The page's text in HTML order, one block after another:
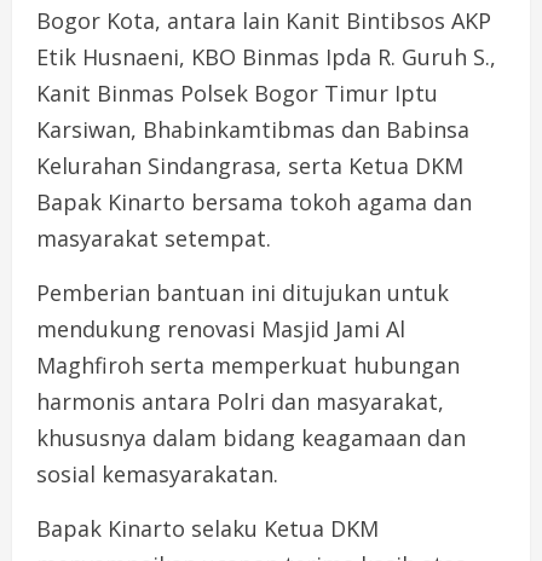
Bogor Kota, antara lain Kanit Bintibsos AKP
Etik Husnaeni, KBO Binmas Ipda R. Guruh S.,
Kanit Binmas Polsek Bogor Timur Iptu
Karsiwan, Bhabinkamtibmas dan Babinsa
Kelurahan Sindangrasa, serta Ketua DKM
Bapak Kinarto bersama tokoh agama dan
masyarakat setempat.
Pemberian bantuan ini ditujukan untuk
mendukung renovasi Masjid Jami Al
Maghfiroh serta memperkuat hubungan
harmonis antara Polri dan masyarakat,
khususnya dalam bidang keagamaan dan
sosial kemasyarakatan.
Bapak Kinarto selaku Ketua DKM